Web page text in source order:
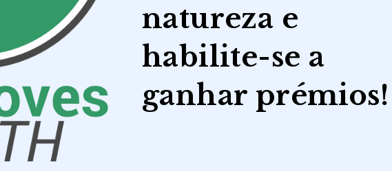
natureza e
habilite-se a
ganhar prémios!